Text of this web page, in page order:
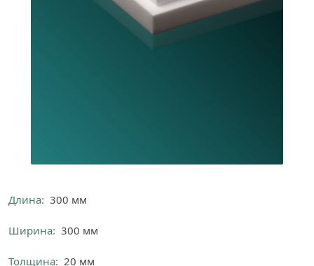
Длина: 300 мм
Ширина: 300 мм
Толщина: 20 мм